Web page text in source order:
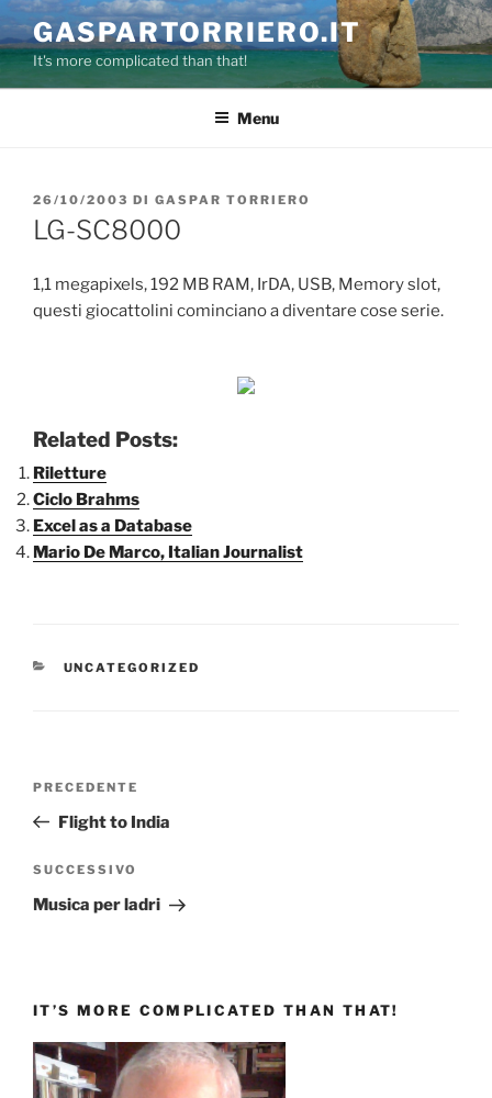
Salta
al
contenuto
GASPARTORRIERO.IT
It's more complicated than that!
Menu
PUBBLICATO
IL
26/10/2003 DI GASPAR TORRIERO
LG-SC8000
1,1 megapixels, 192 MB RAM, IrDA, USB, Memory slot,
questi giocattolini cominciano a diventare cose serie.
Related Posts:
Riletture
Ciclo Brahms
Excel as a Database
Mario De Marco, Italian Journalist
CATEGORIE
UNCATEGORIZED
Articolo
precedente:
PRECEDENTE
Flight to India
Articolo
successivo
SUCCESSIVO
Musica per ladri
IT’S MORE COMPLICATED THAN THAT!